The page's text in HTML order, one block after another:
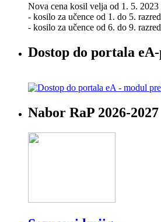
Nova cena kosil velja od 1. 5. 2023
- kosilo za učence od 1. do 5.
- kosilo za učence od 6. do 9.
Dostop do portala
Nabor RaP 2026-2027